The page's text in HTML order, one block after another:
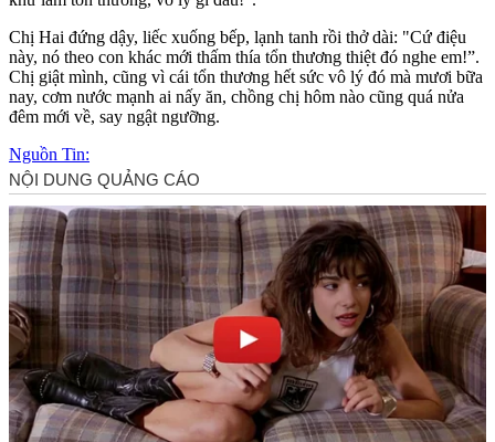
Chị Hai đứng dậy, liếc xuống bếp, lạnh tanh rồi thở dài: "Cứ điệu
này, nó theo con khác mới thấm thía tổn thương thiệt đó nghe em!”.
Chị giật mình, cũng vì cái tổn thương hết sức vô lý đó mà mươi bữa
nay, cơm nước mạnh ai nấy ăn, chồng chị hôm nào cũng quá nửa
đêm mới về, say ngật ngưỡng.
Nguồn Tin: